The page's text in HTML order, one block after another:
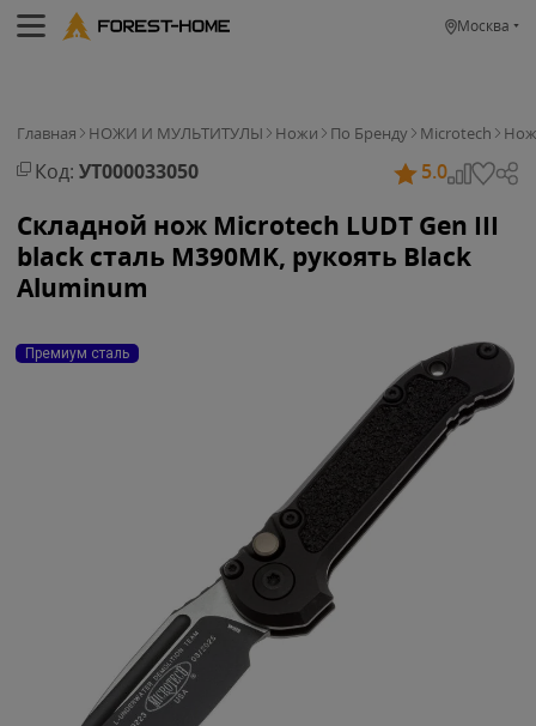
Москва
Главная НОЖИ И МУЛЬТИТУЛЫ Ножи По Бренду Microtech Нож
Код: УТ000033050 5.0
Складной нож Microtech LUDT Gen III
black сталь M390MK, рукоять Black
Aluminum
Премиум сталь